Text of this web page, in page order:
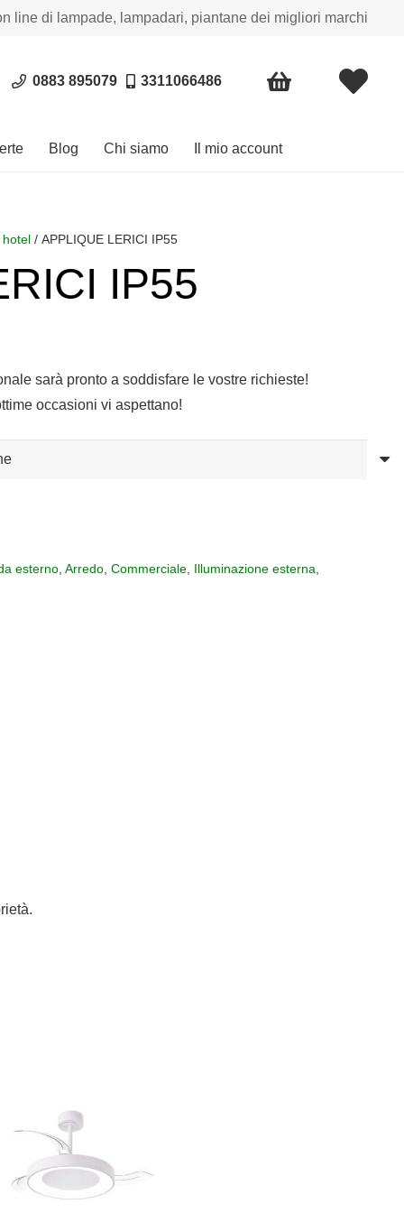
line di lampade, lampadari, piantane dei migliori marchi
0883 895079 3311066486
Blog Chi siamo Il mio account
hotel / APPLIQUE LERICI IP55
IP55
sarà pronto a soddisfare le vostre richieste!
occasioni vi aspettano!
esterno, Arredo, Commerciale, Illuminazione esterna